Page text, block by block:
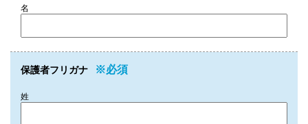
名
保護者フリガナ ※必須
姓